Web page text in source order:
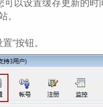
可以设置缓存更新的
。
”按钮。